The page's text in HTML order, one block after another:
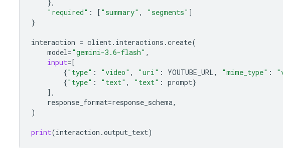
},
"required" : [ "summary" , "segments" ]
}
interaction = client. interactions .create(
model="gemini-3.6-flash" ,
input=[
{"type" : "video" , "uri" : YOUTUBE_URL, "mime_type" :
{"type" : "text" , "text" : prompt}
],
response_format=response_schema,
)
print(interaction .output_text)